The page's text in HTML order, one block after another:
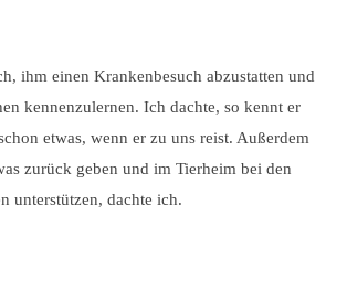
ihm einen Krankenbesuch abzustatten und
kennenzulernen. Ich dachte, so kennt er
etwas, wenn er zu uns reist. Außerdem
zurück geben und im Tierheim bei den
unterstützen, dachte ich.